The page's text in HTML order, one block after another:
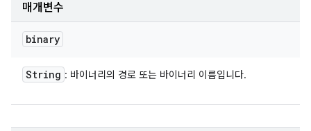
매개변수
binary
String : 바이너리의 경로 또는 바이너리 이름입니다.